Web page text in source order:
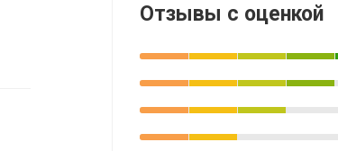
Отзывы с оценкой